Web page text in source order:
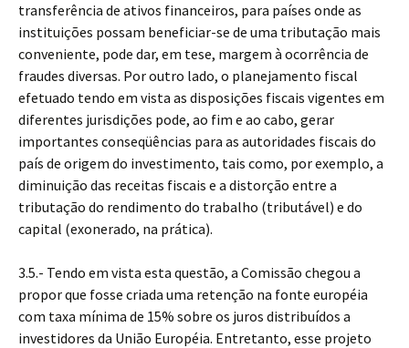
transferência de ativos financeiros, para países onde as
instituições possam beneficiar-se de uma tributação mais
conveniente, pode dar, em tese, margem à ocorrência de
fraudes diversas. Por outro lado, o planejamento fiscal
efetuado tendo em vista as disposições fiscais vigentes em
diferentes jurisdições pode, ao fim e ao cabo, gerar
importantes conseqüências para as autoridades fiscais do
país de origem do investimento, tais como, por exemplo, a
diminuição das receitas fiscais e a distorção entre a
tributação do rendimento do trabalho (tributável) e do
capital (exonerado, na prática).
3.5.- Tendo em vista esta questão, a Comissão chegou a
propor que fosse criada uma retenção na fonte européia
com taxa mínima de 15% sobre os juros distribuídos a
investidores da União Européia. Entretanto, esse projeto